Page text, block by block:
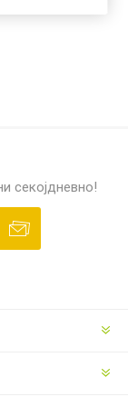
секојдневно!